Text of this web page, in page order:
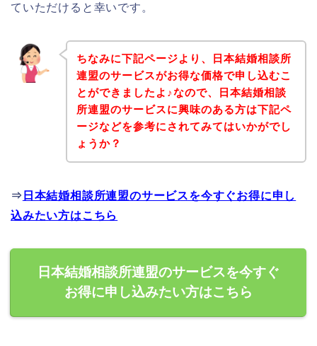
ていただけると幸いです。
ちなみに下記ページより、日本結婚相談所
連盟のサービスがお得な価格で申し込むこ
とができましたよ♪なので、日本結婚相談
所連盟のサービスに興味のある方は下記ペ
ージなどを参考にされてみてはいかがでし
ょうか？
⇒ 日本結婚相談所連盟のサービスを今すぐお得に申し
込みたい方はこちら
日本結婚相談所連盟のサービスを今すぐ
お得に申し込みたい方はこちら